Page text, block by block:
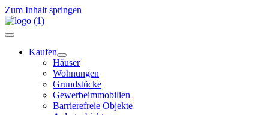
Zum Inhalt springen
Kaufen
Häuser
Wohnungen
Grundstücke
Gewerbeimmobilien
Barrierefreie Objekte